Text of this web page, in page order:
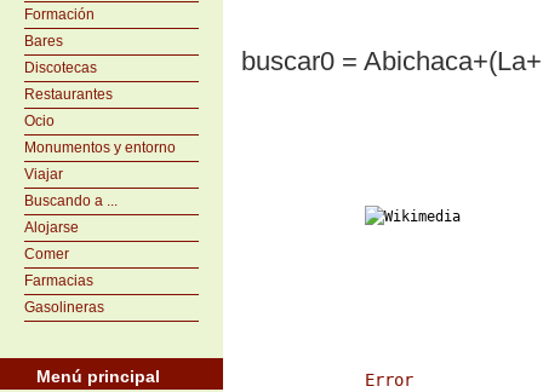
Formación
Bares
Discotecas
Restaurantes
Ocio
Monumentos y entorno
Viajar
Buscando a ...
Alojarse
Comer
Farmacias
Gasolineras
Menú principal
buscar0 =
Error